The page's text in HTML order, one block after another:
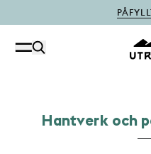
Hantverk och